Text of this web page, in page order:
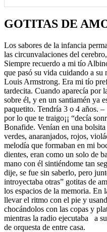
GOTITAS DE
Los sabores de la infancia
las circunvalaciones del
Siempre recuerdo a mi tío
que pasó su vida cuidando a su
Louis Armstrong. Era mi tío
tardecita. Cuando aparecía por
sobre él, y en un santiamén ya
paquetito. Tendría 3 o 4 años. –
por lo que te traigo¡¡ “decía
Bonafide. Venían en una
verdes, anaranjados, rojos,
melodía que formaban en mi
dientes, eran como un solo de
mano con él sintiéndome tan
dije, se fue sin saberlo, pero
introyectaba otras” gotitas de
los espacios de la memoria. En
llevar el ritmo con el pie y
chocándolos con las copas y
mientras la radio ejecutaba a
de orquesta de entre casa.